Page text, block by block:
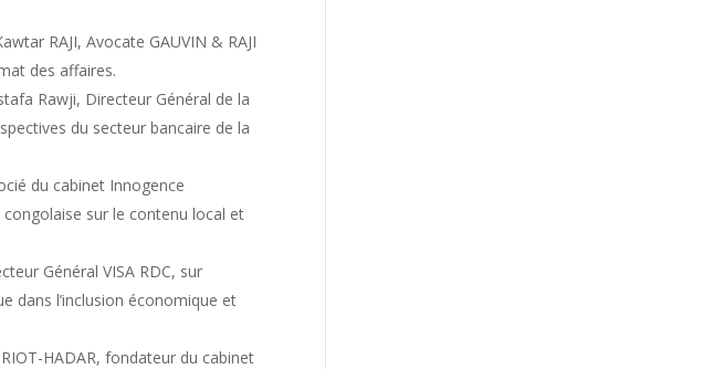
RAJI, Avocate GAUVIN & RAJI
des affaires.
Rawji, Directeur Général de la
du secteur bancaire de la
du cabinet Innogence
sur le contenu local et
Général VISA RDC, sur
dans l’inclusion économique et
HADAR, fondateur du cabinet